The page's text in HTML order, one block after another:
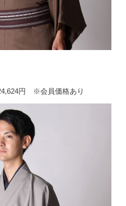
円 ※会員価格あり